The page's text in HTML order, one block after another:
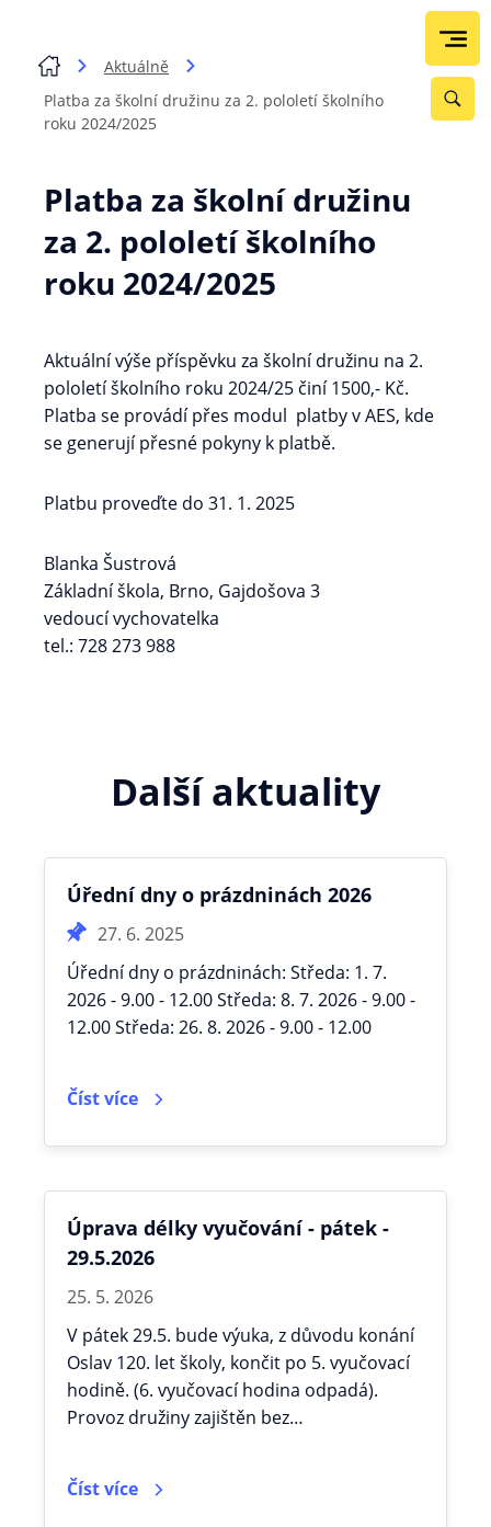
Aktuálně
Platba za školní družinu za 2. pololetí školního
roku 2024/2025
Platba za školní družinu
za 2. pololetí školního
roku 2024/2025
Aktuální výše příspěvku za školní družinu na 2.
pololetí školního roku 2024/25 činí 1500,- Kč.
Platba se provádí přes modul platby v AES, kde
se generují přesné pokyny k platbě.
Platbu proveďte do 31. 1. 2025
Blanka Šustrová
Základní škola, Brno, Gajdošova 3
vedoucí vychovatelka
tel.: 728 273 988
Další aktuality
Úřední dny o prázdninách 2026
27. 6. 2025
Úřední dny o prázdninách: Středa: 1. 7.
2026 - 9.00 - 12.00 Středa: 8. 7. 2026 - 9.00 -
12.00 Středa: 26. 8. 2026 - 9.00 - 12.00
Číst více
Úprava délky vyučování - pátek -
29.5.2026
25. 5. 2026
V pátek 29.5. bude výuka, z důvodu konání
Oslav 120. let školy, končit po 5. vyučovací
hodině. (6. vyučovací hodina odpadá).
Provoz družiny zajištěn bez…
Číst více